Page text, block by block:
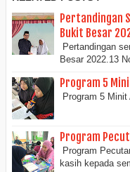
Pertandingan
Bukit Besar
Pertandingan
Besar 2022.13
Program 5
Program 5
Program
Program
kasih kepada